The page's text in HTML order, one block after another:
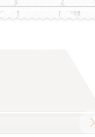
›